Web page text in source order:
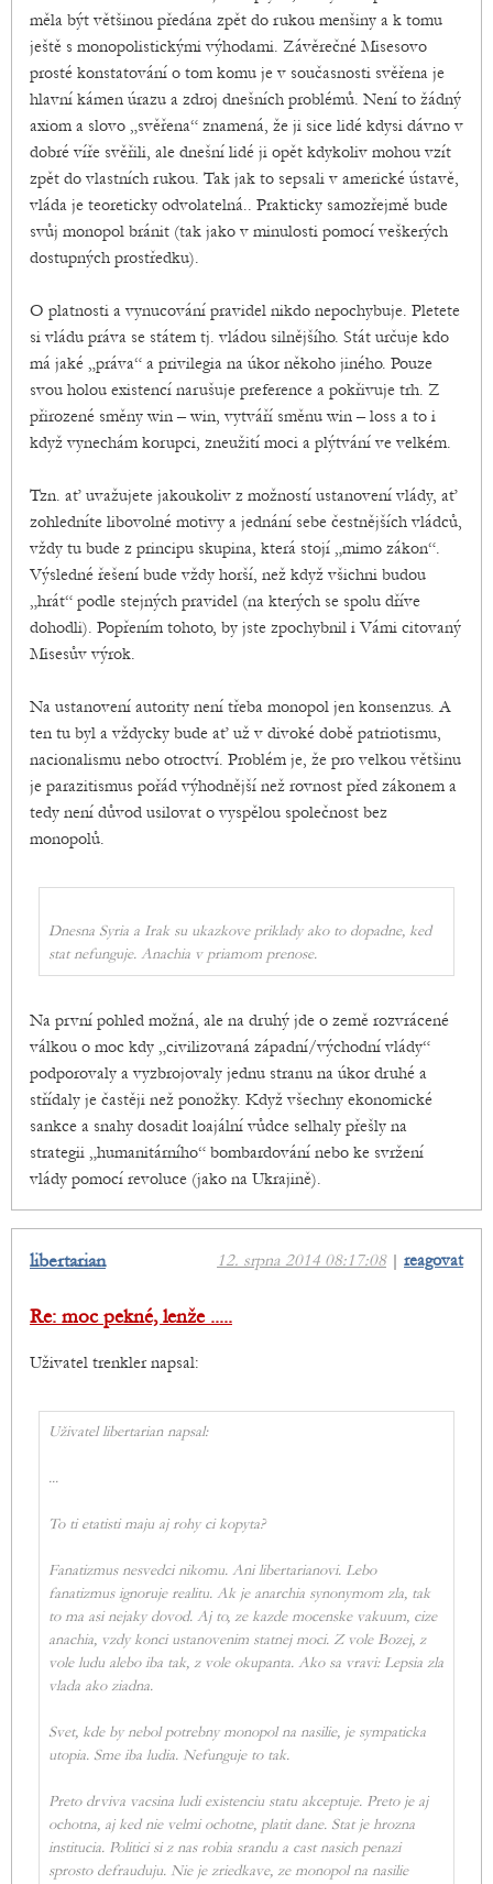
měla být většinou předána zpět do rukou menšiny a k tomu
ještě s monopolistickými výhodami. Závěrečné Misesovo
prosté konstatování o tom komu je v současnosti svěřena je
hlavní kámen úrazu a zdroj dnešních problémů. Není to žádný
axiom a slovo „svěřena“ znamená, že ji sice lidé kdysi dávno v
dobré víře svěřili, ale dnešní lidé ji opět kdykoliv mohou vzít
zpět do vlastních rukou. Tak jak to sepsali v americké ústavě,
vláda je teoreticky odvolatelná.. Prakticky samozřejmě bude
svůj monopol bránit (tak jako v minulosti pomocí veškerých
dostupných prostředku).
O platnosti a vynucování pravidel nikdo nepochybuje. Pletete
si vládu práva se státem tj. vládou silnějšího. Stát určuje kdo
má jaké „práva“ a privilegia na úkor někoho jiného. Pouze
svou holou existencí narušuje preference a pokřivuje trh. Z
přirozené směny win – win, vytváří směnu win – loss a to i
když vynechám korupci, zneužití moci a plýtvání ve velkém.
Tzn. ať uvažujete jakoukoliv z možností ustanovení vlády, ať
zohledníte libovolné motivy a jednání sebe čestnějších vládců,
vždy tu bude z principu skupina, která stojí „mimo zákon“.
Výsledné řešení bude vždy horší, než když všichni budou
„hrát“ podle stejných pravidel (na kterých se spolu dříve
dohodli). Popřením tohoto, by jste zpochybnil i Vámi citovaný
Misesův výrok.
Na ustanovení autority není třeba monopol jen konsenzus. A
ten tu byl a vždycky bude ať už v divoké době patriotismu,
nacionalismu nebo otroctví. Problém je, že pro velkou většinu
je parazitismus pořád výhodnější než rovnost před zákonem a
tedy není důvod usilovat o vyspělou společnost bez
monopolů.
Dnesna Syria a Irak su ukazkove priklady ako to dopadne, ked
stat nefunguje. Anachia v priamom prenose.
Na první pohled možná, ale na druhý jde o země rozvrácené
válkou o moc kdy „civilizovaná západní/východní vlády“
podporovaly a vyzbrojovaly jednu stranu na úkor druhé a
střídaly je častěji než ponožky. Když všechny ekonomické
sankce a snahy dosadit loajální vůdce selhaly přešly na
strategii „humanitárního“ bombardování nebo ke svržení
vlády pomocí revoluce (jako na Ukrajině).
12. srpna 2014 08:17:08| reagovat
libertarian
Re: moc pekné, lenže .....
Uživatel trenkler napsal:
Uživatel libertarian napsal:
...
To ti etatisti maju aj rohy ci kopyta?
Fanatizmus nesvedci nikomu. Ani libertarianovi. Lebo
fanatizmus ignoruje realitu. Ak je anarchia synonymom zla, tak
to ma asi nejaky dovod. Aj to, ze kazde mocenske vakuum, cize
anachia, vzdy konci ustanovenim statnej moci. Z vole Bozej, z
vole ludu alebo iba tak, z vole okupanta. Ako sa vravi: Lepsia zla
vlada ako ziadna.
Svet, kde by nebol potrebny monopol na nasilie, je sympaticka
utopia. Sme iba ludia. Nefunguje to tak.
Preto drviva vacsina ludi existenciu statu akceptuje. Preto je aj
ochotna, aj ked nie velmi ochotne, platit dane. Stat je hrozna
institucia. Politici si z nas robia srandu a cast nasich penazi
sprosto defrauduju. Nie je zriedkave, ze monopol na nasilie